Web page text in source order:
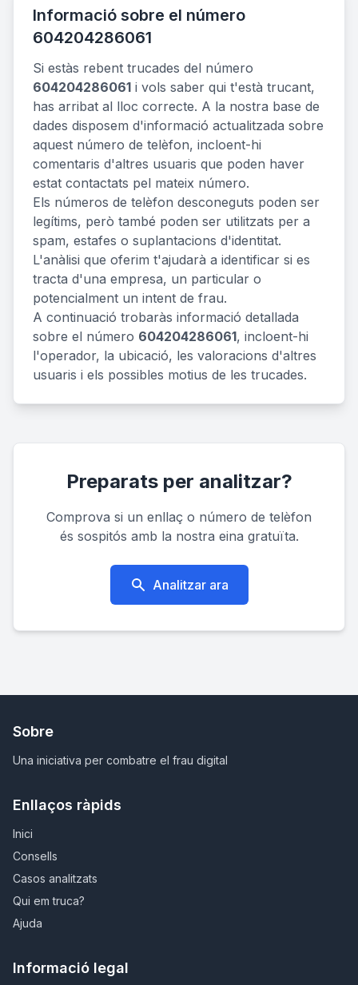
Informació sobre el número
604204286061
Si estàs rebent trucades del número
604204286061 i vols saber qui t'està trucant,
has arribat al lloc correcte. A la nostra base de
dades disposem d'informació actualitzada sobre
aquest número de telèfon, incloent-hi
comentaris d'altres usuaris que poden haver
estat contactats pel mateix número.
Els números de telèfon desconeguts poden ser
legítims, però també poden ser utilitzats per a
spam, estafes o suplantacions d'identitat.
L'anàlisi que oferim t'ajudarà a identificar si es
tracta d'una empresa, un particular o
potencialment un intent de frau.
A continuació trobaràs informació detallada
sobre el número 604204286061, incloent-hi
l'operador, la ubicació, les valoracions d'altres
usuaris i els possibles motius de les trucades.
Preparats per analitzar?
Comprova si un enllaç o número de telèfon
és sospitós amb la nostra eina gratuïta.
Analitzar ara
Sobre
Una iniciativa per combatre el frau digital
Enllaços ràpids
Inici
Consells
Casos analitzats
Qui em truca?
Ajuda
Informació legal